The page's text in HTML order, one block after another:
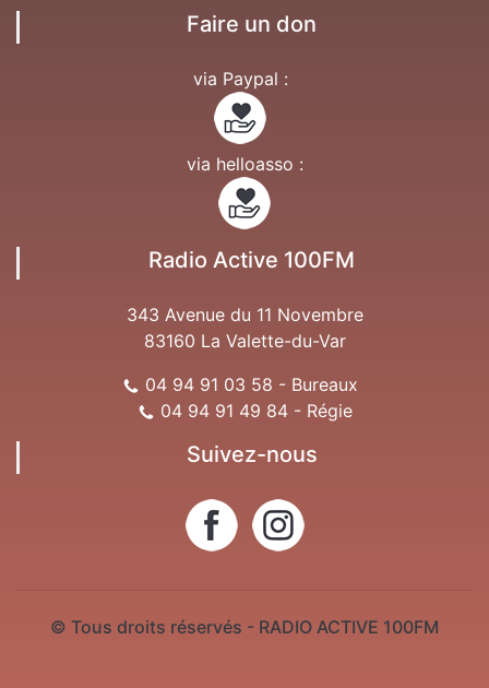
Faire un don
via Paypal :
via helloasso :
Radio Active 100FM
343 Avenue du 11 Novembre
83160 La Valette-du-Var
04 94 91 03 58 - Bureaux
04 94 91 49 84 - Régie
Suivez-nous
© Tous droits réservés - RADIO ACTIVE 100FM